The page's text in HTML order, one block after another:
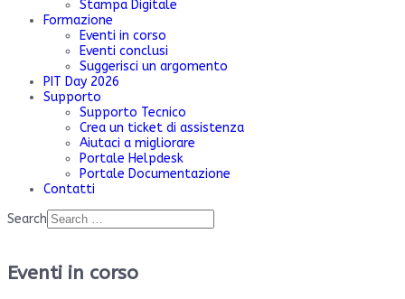
Stampa Digitale
Formazione
Eventi in corso
Eventi conclusi
Suggerisci un argomento
PIT Day 2026
Supporto
Supporto Tecnico
Crea un ticket di assistenza
Aiutaci a migliorare
Portale Helpdesk
Portale Documentazione
Contatti
Search
Eventi in corso